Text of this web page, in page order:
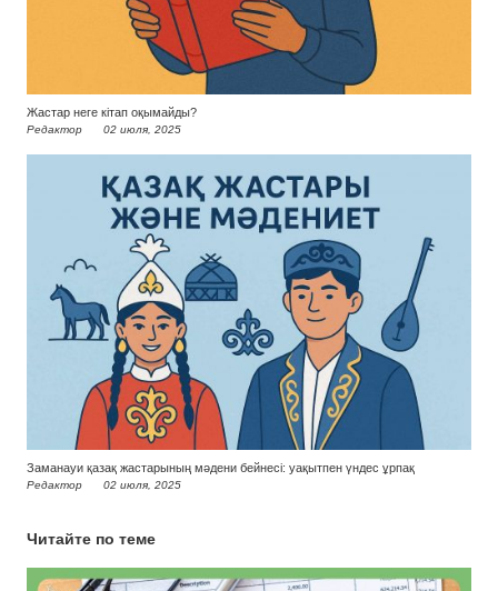
Жастар неге кітап оқымайды?
Редактор 02 июля, 2025
Заманауи қазақ жастарының мәдени бейнесі: уақытпен үндес ұрпақ
Редактор 02 июля, 2025
Читайте по теме